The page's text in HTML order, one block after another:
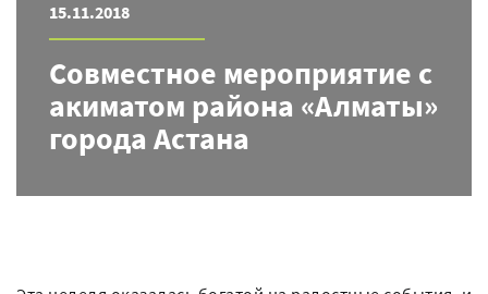
Регистрация Войти
15.11.2018
Совместное мероприятие с
акиматом района «Алматы»
города Астана